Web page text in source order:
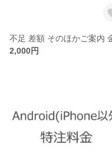
2,000円